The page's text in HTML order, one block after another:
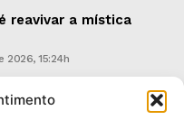
reavivar a mística
2026, 15:24h
risco